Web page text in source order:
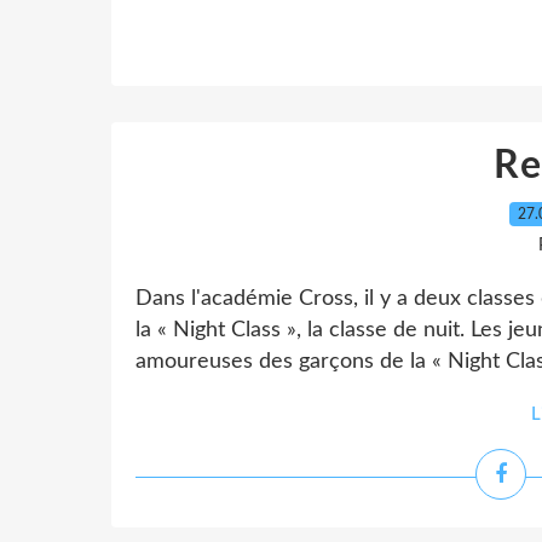
Dans l'académie Cross, il y a deux
la « Night Class », la classe de nuit. Les
amoureuses des garçons de la « Night